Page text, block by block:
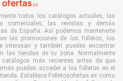
todos los catálogos actuales, las
comerciales, las revistas y demás
de España. Así podemos mantenerte
las promociones de los folletos, los
y también puedes encontrar
las tiendas de tu zona. Normalmente
más recientes antes de que
puedes acceder a los folletos en el
Establece Folletosofertas.es como